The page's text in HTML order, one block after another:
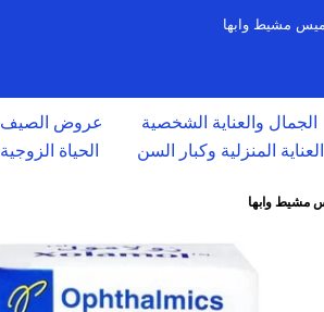
عروض الصيف الجمال والعناية الشخصية
الحياة الزوجية
العناية المنزلية وكبار السن